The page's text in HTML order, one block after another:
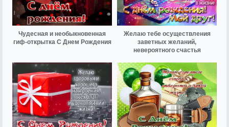
Чудесная и необыкновенная
гиф-открытка С Днем Рождения
Желаю тебе осуществления
заветных желаний,
невероятного счастья